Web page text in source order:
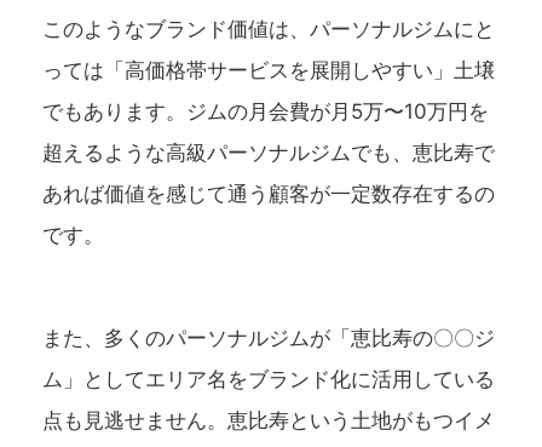
このようなブランド価値は、パーソナルジムにと
っては「高価格帯サービスを展開しやすい」土壌
でもあります。ジムの月会費が月5万〜10万円を
超えるような高級パーソナルジムでも、恵比寿で
あれば価値を感じて通う顧客が一定数存在するの
です。
また、多くのパーソナルジムが「恵比寿の〇〇ジ
ム」としてエリア名をブランド化に活用している
点も見逃せません。恵比寿という土地がもつイメ